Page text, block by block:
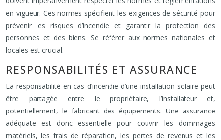
en vigueur. Ces normes spécifient les exigences de sécurité pour
prévenir les risques d’incendie et garantir la protection des
personnes et des biens. Se référer aux normes nationales et
locales est crucial.
RESPONSABILITÉS ET ASSURANCE
La responsabilité en cas d’incendie d’une installation solaire peut
être partagée entre le propriétaire, l’installateur et,
potentiellement, le fabricant des équipements. Une assurance
adéquate est donc essentielle pour couvrir les dommages
matériels, les frais de réparation, les pertes de revenus et les